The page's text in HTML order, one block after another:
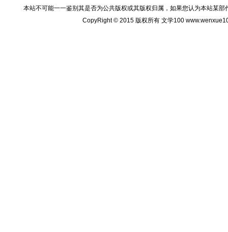
本站不可能一一鉴别其是否为公共版权或其版权归属，如果您认为本站某
CopyRight © 2015 版权所有 文学100